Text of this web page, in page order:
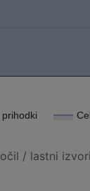
/ lastni izvori